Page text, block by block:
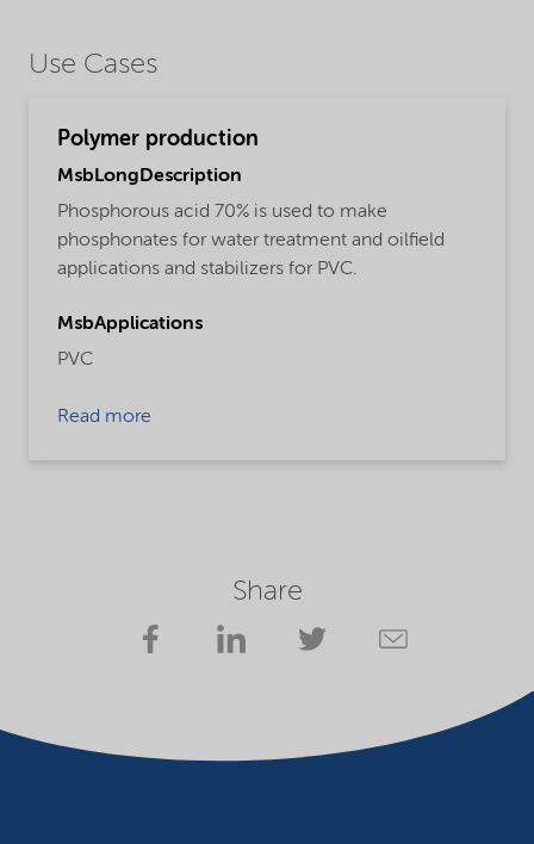
Use Cases
Polymer production
MsbLongDescription
Phosphorous acid 70% is used to make
phosphonates for water treatment and oilfield
applications and stabilizers for PVC.
MsbApplications
PVC
Read more
Share